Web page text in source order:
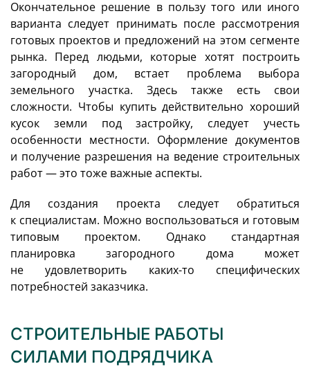
Окончательное решение в пользу того или иного
варианта следует принимать после рассмотрения
готовых проектов и предложений на этом сегменте
рынка. Перед людьми, которые хотят построить
загородный дом, встает проблема выбора
земельного участка. Здесь также есть свои
сложности. Чтобы купить действительно хороший
кусок земли под застройку, следует учесть
особенности местности. Оформление документов
и получение разрешения на ведение строительных
работ — это тоже важные аспекты.
Для создания проекта следует обратиться
к специалистам. Можно воспользоваться и готовым
типовым проектом. Однако стандартная
планировка загородного дома может
не удовлетворить каких-то специфических
потребностей заказчика.
СТРОИТЕЛЬНЫЕ РАБОТЫ
СИЛАМИ ПОДРЯДЧИКА